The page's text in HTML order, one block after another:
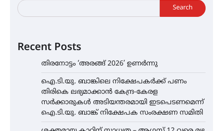
Search
Recent Posts
തിരനോട്ടം ‘അരങ്ങ് 2026’ ഉണർന്നു
ഐ.ടി.യു. ബാങ്കിലെ നിക്ഷേപകർക്ക് പണം
തിരികെ ലഭ്യമാക്കാൻ കേന്ദ്ര-കേരള
സർക്കാരുകൾ അടിയന്തരമായി ഇടപെടണമെന്ന്
ഐ.ടി.യു. ബാങ്ക് നിക്ഷേപക സംരക്ഷണ സമിതി